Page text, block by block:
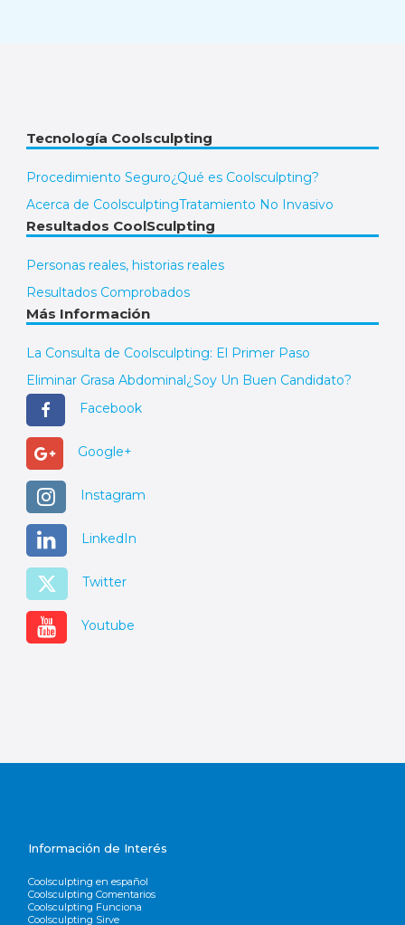
Tecnología Coolsculpting
Procedimiento Seguro¿Qué es Coolsculpting?
Acerca de CoolsculptingTratamiento No Invasivo
Resultados CoolSculpting
Personas reales, historias reales
Resultados Comprobados
Más Información
La Consulta de Coolsculpting: El Primer Paso
Eliminar Grasa Abdominal¿Soy Un Buen Candidato?
Facebook
Google+
Instagram
LinkedIn
Twitter
Youtube
Información de Interés
Coolsculpting en español
Coolsculpting Comentarios
Coolsculpting Funciona
Coolsculpting Sirve